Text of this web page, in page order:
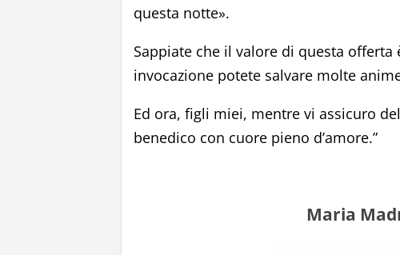
questa notte».
Sappiate che il valore di questa
invocazione potete salvare molte
Ed ora, figli miei, mentre vi assicuro
benedico con cuore pieno d’amore.”
Maria